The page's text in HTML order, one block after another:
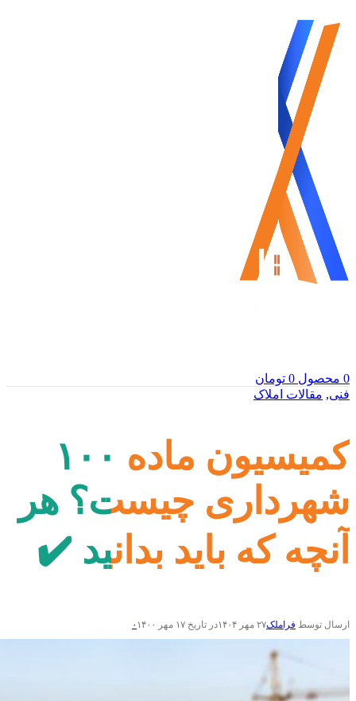
0 محصول 0 تومان
فنی, مقالات املاک
کمیسیون ماده ۱۰۰
شهرداری چیست؟ هر
آنچه که باید بدانید ✔️
ارسال توسط فراملک۲۷ مهر ۱۴۰۴ در تاریخ ۱۷ مهر ۱۴۰۰ ۰